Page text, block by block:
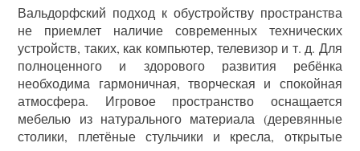
Вальдорфский подход к обустройству пространства
не приемлет наличие современных технических
устройств, таких, как компьютер, телевизор и т. д. Для
полноценного и здорового развития ребёнка
необходима гармоничная, творческая и спокойная
атмосфера. Игровое пространство оснащается
мебелью из натурального материала (деревянные
столики, плетёные стульчики и кресла, открытые